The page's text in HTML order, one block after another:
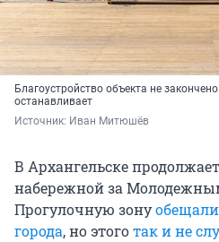
Благоустройство объекта не
останавливает
Источник: Иван Митюшёв
В Архангельске
набережной за
Прогулочную зону
города, но этоготак и не